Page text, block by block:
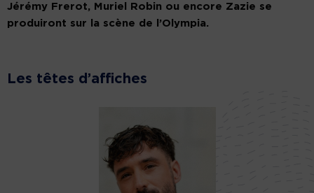
Jérémy Frerot, Muriel Robin ou encore Zazie se
produiront sur la scène de l’Olympia.
Les têtes d’affiches